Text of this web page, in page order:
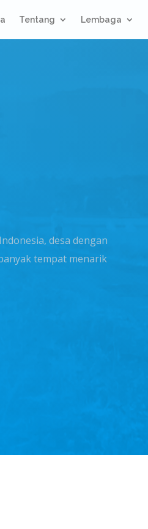
Tentang Lembaga
desa dengan
tempat menarik